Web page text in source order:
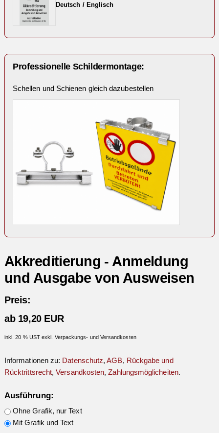
Deutsch / Englisch
Professionelle Schildermontage:
Schellen und Schienen gleich dazubestellen
Akkreditierung - Anmeldung
und Ausgabe von Ausweisen
Preis:
ab 19,20 EUR
inkl. 20 % UST exkl. Verpackungs- und Versandkosten
Informationen zu: Datenschutz,AGB, Rückgabe und
Rücktrittsrecht,Versandkosten,Zahlungsmöglicheiten.
Ausführung:
Ohne Grafik, nur Text
Mit Grafik und Text